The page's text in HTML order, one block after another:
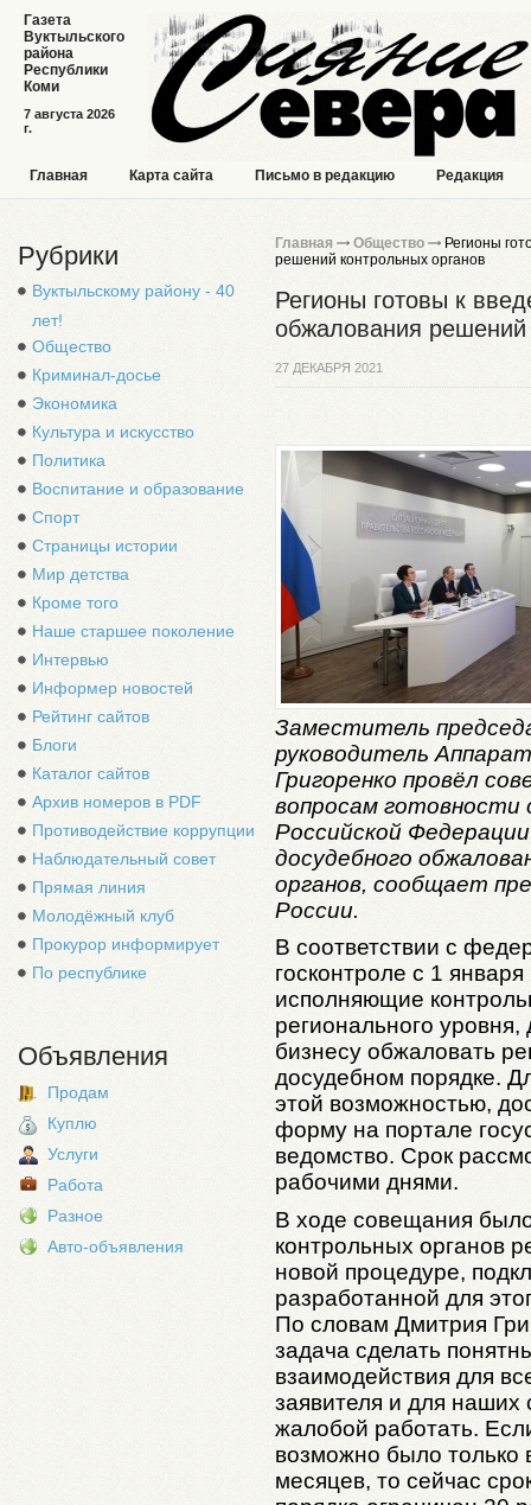
7 августа 2026
г.
Газета
Вуктыльского
района
Республики
Коми
Главная Карта сайта Письмо в редакцию Редакция
Рубрики
Вуктыльскому району - 40
лет!
Общество
Криминал-досье
Экономика
Культура и искусство
Политика
Воспитание и образование
Спорт
Страницы истории
Мир детства
Кроме того
Наше старшее поколение
Интервью
Информер новостей
Рейтинг сайтов
Блоги
Каталог сайтов
Архив номеров в PDF
Противодействие коррупции
Наблюдательный совет
Прямая линия
Молодёжный клуб
Прокурор информирует
По республике
Объявления
Продам
Куплю
Услуги
Работа
Разное
Авто-объявления
Главная Общество
Регионы
решений контрольных органов
Регионы готовы к
обжалования решений
27 ДЕКАБРЯ 2021
Заместитель
руководитель
Григоренко провёл
вопросам готовности
Российской
досудебного
органов, сообщает
России.
В соответствии с
госконтроле с 1
исполняющие
регионального
бизнесу обжаловать
досудебном порядке.
этой возможностью,
форму на портале
ведомство. Срок
рабочими днями.
В ходе совещания
контрольных органов
новой процедуре,
разработанной для
По словам Дмитрия
задача сделать
взаимодействия для
заявителя и для наших
жалобой работать.
возможно было только
месяцев, то сейчас